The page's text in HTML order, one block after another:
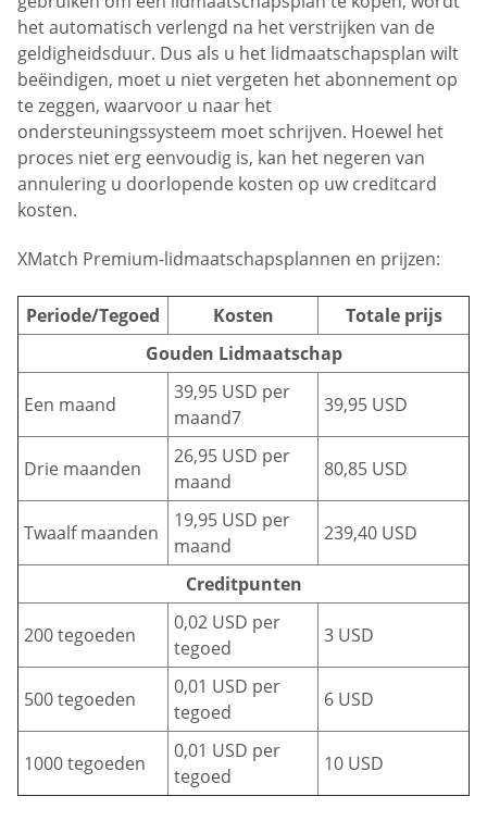
het automatisch verlengd na het verstrijken van de
geldigheidsduur. Dus als u het lidmaatschapsplan wilt
beëindigen, moet u niet vergeten het abonnement op
te zeggen, waarvoor u naar het
ondersteuningssysteem moet schrijven. Hoewel het
proces niet erg eenvoudig is, kan het negeren van
annulering u doorlopende kosten op uw creditcard
kosten.
XMatch Premium-lidmaatschapsplannen en prijzen:
Periode/Tegoed Kosten
Totale prijs
Gouden Lidmaatschap
Een maand
39,95 USD per
maand7
39,95 USD
Drie maanden
26,95 USD per
maand
80,85 USD
Twaalf maanden
19,95 USD per
maand
239,40 USD
Creditpunten
200 tegoeden
0,02 USD per
tegoed
3 USD
500 tegoeden
0,01 USD per
tegoed
6 USD
1000 tegoeden
0,01 USD per
tegoed
10 USD